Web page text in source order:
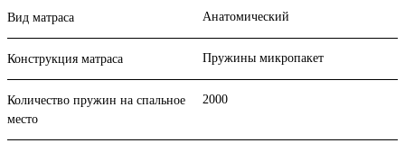
Вид матраса Анатомический
Конструкция матраса Пружины микропакет
Количество пружин на спальное
место
2000